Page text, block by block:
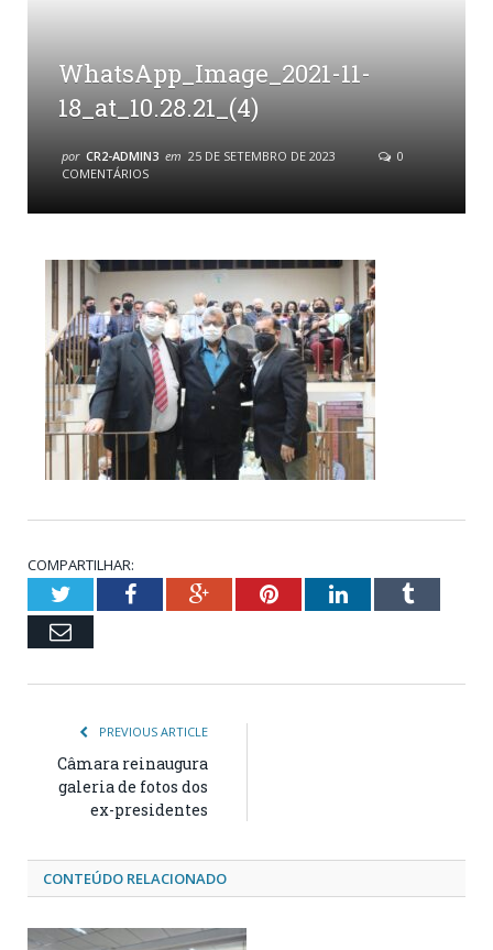
WhatsApp_Image_2021-11-
18_at_10.28.21_(4)
por CR2-ADMIN3 em 25 DE SETEMBRO DE 2023
0
COMENTÁRIOS
COMPARTILHAR:
TwitterFacebookGoogle+PinterestLinkedInTumblr
Email
PREVIOUS ARTICLE
Câmara reinaugura
galeria de fotos dos
ex-presidentes
CONTEÚDO RELACIONADO